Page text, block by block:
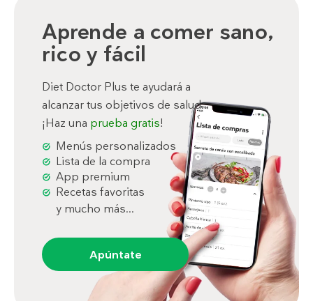
Aprende a comer sano,
rico y fácil
Diet Doctor Plus te ayudará a
alcanzar tus objetivos de salud.
¡Haz una prueba gratis!
Menús personalizados
Lista de la compra
App premium
Recetas favoritas
y mucho más...
Apúntate